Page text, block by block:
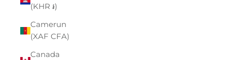
(KHR ៛)
Camerun
(XAF CFA)
Canada